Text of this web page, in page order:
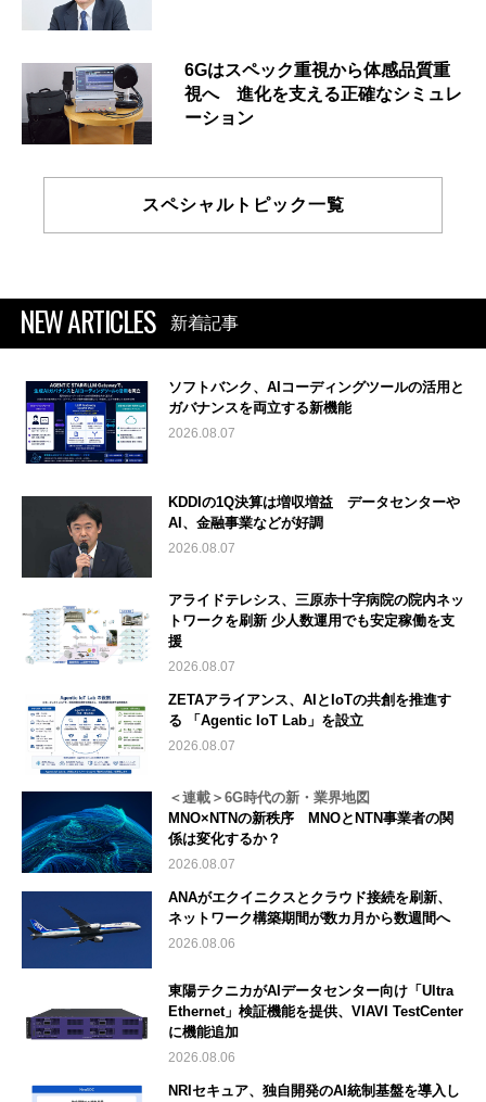
6Gはスペック重視から体感品質重
視へ 進化を支える正確なシミュレ
ーション
スペシャルトピック一覧
NEW ARTICLES 新着記事
ソフトバンク、AIコーディングツールの活用と
ガバナンスを両立する新機能
2026.08.07
KDDIの1Q決算は増収増益 データセンターや
AI、金融事業などが好調
2026.08.07
アライドテレシス、三原赤十字病院の院内ネッ
トワークを刷新 少人数運用でも安定稼働を支
援
2026.08.07
ZETAアライアンス、AIとIoTの共創を推進す
る 「Agentic IoT Lab」を設立
2026.08.07
＜連載＞6G時代の新・業界地図
MNO×NTNの新秩序 MNOとNTN事業者の関
係は変化するか？
2026.08.07
ANAがエクイニクスとクラウド接続を刷新、
ネットワーク構築期間が数カ月から数週間へ
2026.08.06
東陽テクニカがAIデータセンター向け「Ultra
Ethernet」検証機能を提供、VIAVI TestCenter
に機能追加
2026.08.06
NRIセキュア、独自開発のAI統制基盤を導入し